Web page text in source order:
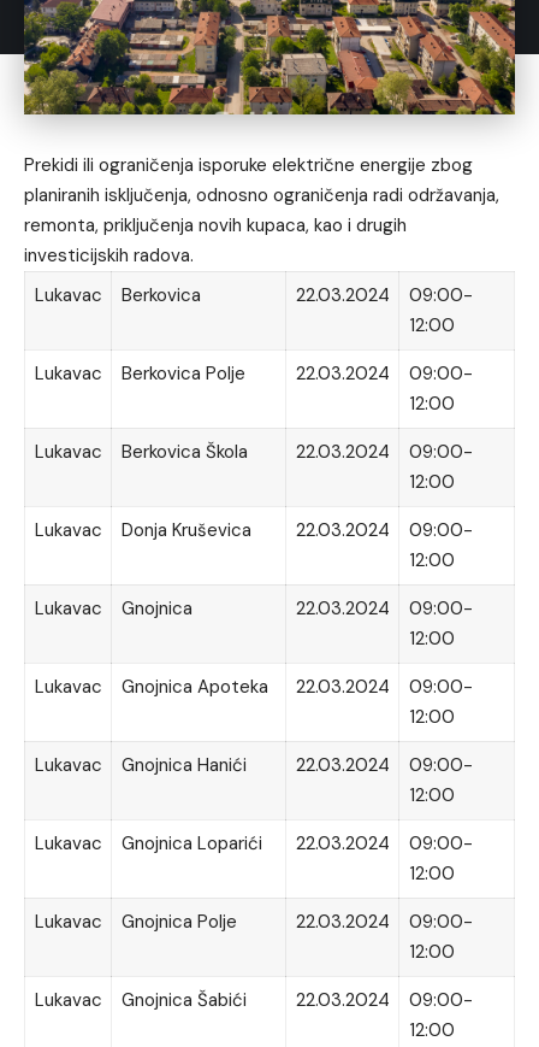
Prekidi ili ograničenja isporuke električne energije zbog
planiranih isključenja, odnosno ograničenja radi održavanja,
remonta, priključenja novih kupaca, kao i drugih
investicijskih radova.
Lukavac
Berkovica 22.03.2024
09:00-
12:00
Lukavac
Berkovica Polje 22.03.2024
09:00-
12:00
Lukavac
Berkovica Škola 22.03.2024
09:00-
12:00
Lukavac
Donja Kruševica 22.03.2024
09:00-
12:00
Lukavac
Gnojnica 22.03.2024
09:00-
12:00
Lukavac
Gnojnica Apoteka 22.03.2024
09:00-
12:00
Lukavac
Gnojnica Hanići 22.03.2024
09:00-
12:00
Lukavac
Gnojnica Loparići 22.03.2024
09:00-
12:00
Lukavac
Gnojnica Polje 22.03.2024
09:00-
12:00
Lukavac
Gnojnica Šabići 22.03.2024
09:00-
12:00